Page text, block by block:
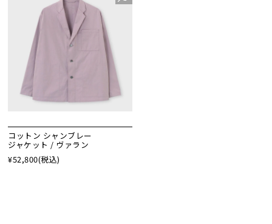
コットン シャンブレー
ジャケット / ヴァラン
¥52,800(税込)